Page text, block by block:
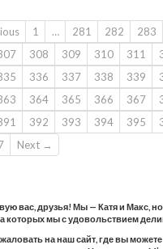
1 … 281 282 283
308 309 310 311
336 337 338 339
364 365 366 367
392 393 394 395
Next →
вас, друзья! Мы — Катя и Макс,
которых мы с удовольствием
на наш сайт, где вы